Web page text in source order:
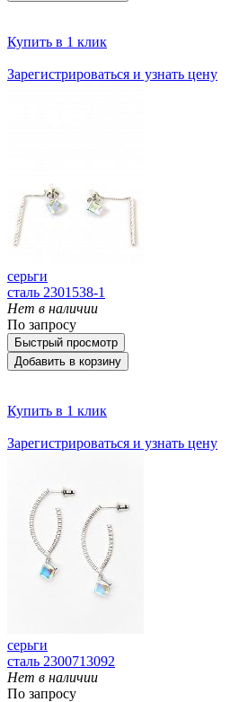
Купить в 1 клик
Зарегистрироваться и узнать цену
серьги
сталь 2301538-1
Нет в наличии
По запросу
Быстрый просмотр
Добавить в корзину
Купить в 1 клик
Зарегистрироваться и узнать цену
серьги
сталь 2300713092
Нет в наличии
По запросу